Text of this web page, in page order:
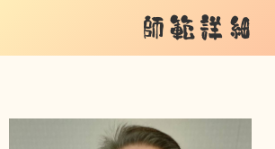
師範詳細